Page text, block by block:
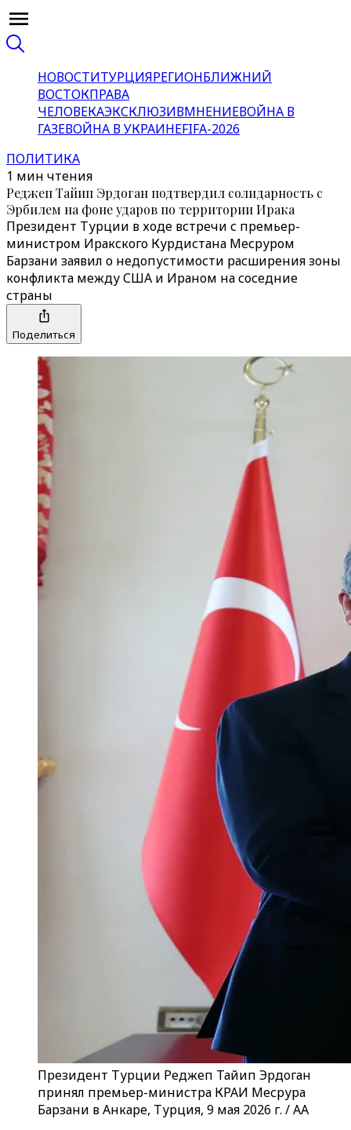
НОВОСТИТУРЦИЯРЕГИОНБЛИЖНИЙ
ВОСТОКПРАВА
ЧЕЛОВЕКАЭКСКЛЮЗИВМНЕНИЕВОЙНА В
ГАЗЕВОЙНА В УКРАИНЕFIFA-2026
ПОЛИТИКА
1 мин чтения
Реджеп Тайип Эрдоган подтвердил солидарность с
Эрбилем на фоне ударов по территории Ирака
Президент Турции в ходе встречи с премьер-
министром Иракского Курдистана Месруром
Барзани заявил о недопустимости расширения зоны
конфликта между США и Ираном на соседние
страны
Поделиться
Президент Турции Реджеп Тайип Эрдоган
принял премьер-министра КРАИ Месрура
Барзани в Анкаре, Турция, 9 мая 2026 г. / AA